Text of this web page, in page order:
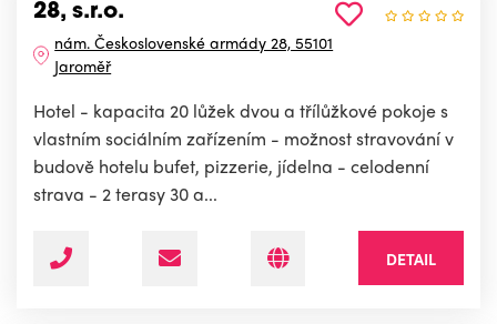
28, s.r.o.
nám. Československé armády 28, 55101
Jaroměř
Hotel - kapacita 20 lůžek dvou a třílůžkové pokoje s
vlastním sociálním zařízením - možnost stravování v
budově hotelu bufet, pizzerie, jídelna - celodenní
strava - 2 terasy 30 a...
DETAIL